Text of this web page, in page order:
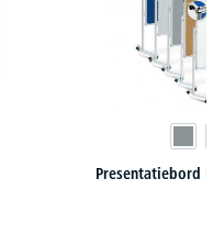
Presentatiebord